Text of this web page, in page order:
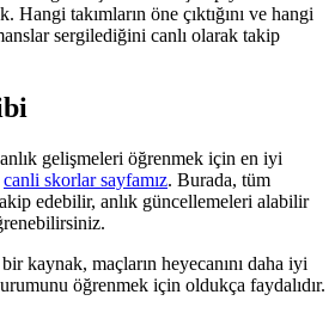
Hangi takımların öne çıktığını ve hangi
sergilediğini canlı olarak takip
gelişmeleri öğrenmek için en iyi
canli skorlar sayfamız. Burada, tüm
edebilir, anlık güncellemeleri alabilir
kaynak, maçların heyecanını daha iyi
öğrenmek için oldukça faydalıdır.